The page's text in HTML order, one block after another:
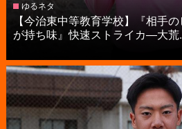
ゆるネタ
【今治東中等教育学校】『相手
が持ち味』快速ストライカ―大荒